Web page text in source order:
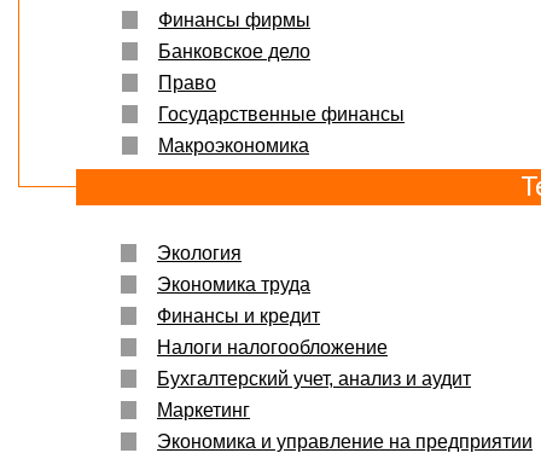
Финансы фирмы
Банковское дело
Право
Государственные финансы
Макроэкономика
Экология
Экономика труда
Финансы и кредит
Налоги налогообложение
Бухгалтерский учет, анализ и аудит
Маркетинг
Экономика и управление на предприятии